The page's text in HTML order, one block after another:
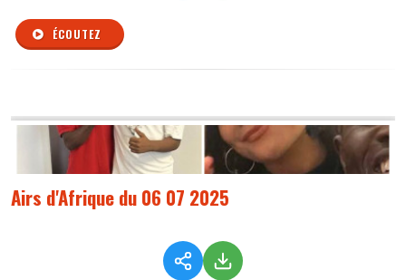
ÉCOUTEZ
Airs d'Afrique du 06 07 2025